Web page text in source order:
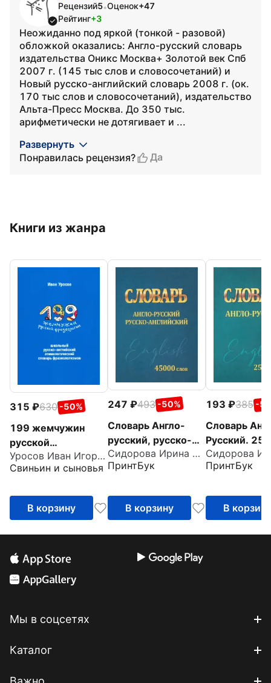
Рецензий5•Оценок+47
Рейтинг+3
Неожиданно под яркой (тонкой - разовой)
обложкой оказались: Англо-русский словарь
издательства Оникс Москва+ Золотой век Спб
2007 г. (145 тыс слов и словосочетаний) и
Новый русско-английский словарь 2008 г. (ок.
170 тыс слов и словосочетаний), издательство
Альта-Пресс Москва. До 350 тыс.
арифметически не дотягивает и ...
Развернуть
Понравилась рецензия?
Да
Книги из жанра
315 630 -50%
199 жемчужин
русской
фразеологии.
Школьный русско-
этимологический
словарь
Уросов Иван Игоревич
Свиньин и сыновья
В корзину
247 493 -50%
Словарь Англо-
русский, русско-
английский. 45000
слов
Сидорова Ирина Вадимовна
ПринтБук
В корзину
193 385 -
Словарь
Русский.
слов
ПринтБук
В корзину
Мы в соцсетях
Каталог